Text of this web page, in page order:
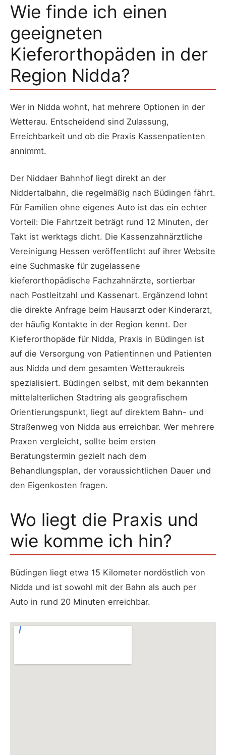
Wie finde ich einen
geeigneten
Kieferorthopäden in der
Region Nidda?
Wer in Nidda wohnt, hat mehrere Optionen in der
Wetterau. Entscheidend sind Zulassung,
Erreichbarkeit und ob die Praxis Kassenpatienten
annimmt.
Der Niddaer Bahnhof liegt direkt an der
Niddertalbahn, die regelmäßig nach Büdingen fährt.
Für Familien ohne eigenes Auto ist das ein echter
Vorteil: Die Fahrtzeit beträgt rund 12 Minuten, der
Takt ist werktags dicht. Die Kassenzahnärztliche
Vereinigung Hessen veröffentlicht auf ihrer Website
eine Suchmaske für zugelassene
kieferorthopädische Fachzahnärzte, sortierbar
nach Postleitzahl und Kassenart. Ergänzend lohnt
die direkte Anfrage beim Hausarzt oder Kinderarzt,
der häufig Kontakte in der Region kennt. Der
Kieferorthopäde für Nidda, Praxis in Büdingen ist
auf die Versorgung von Patientinnen und Patienten
aus Nidda und dem gesamten Wetteraukreis
spezialisiert. Büdingen selbst, mit dem bekannten
mittelalterlichen Stadtring als geografischem
Orientierungspunkt, liegt auf direktem Bahn- und
Straßenweg von Nidda aus erreichbar. Wer mehrere
Praxen vergleicht, sollte beim ersten
Beratungstermin gezielt nach dem
Behandlungsplan, der voraussichtlichen Dauer und
den Eigenkosten fragen.
Wo liegt die Praxis und
wie komme ich hin?
Büdingen liegt etwa 15 Kilometer nordöstlich von
Nidda und ist sowohl mit der Bahn als auch per
Auto in rund 20 Minuten erreichbar.